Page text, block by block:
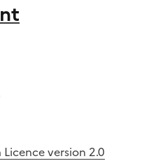
version 2.0